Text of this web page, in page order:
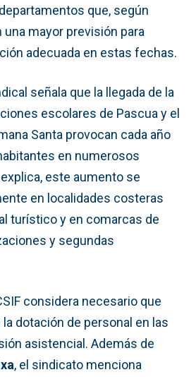
que, según
mayor previsión para
adecuada en estas fechas.
señala que la llegada de la
escolares de Pascua y el
Santa provocan cada año
en numerosos
este aumento se
en localidades costeras
turístico y en comarcas de
y segundas
considera necesario que
dotación de personal en las
asistencial. Además de
, el sindicato menciona